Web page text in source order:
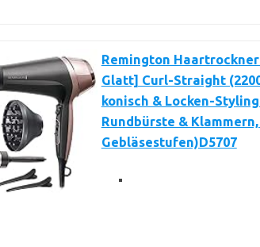
Remington
Glatt] Curl-Straight
konisch & Locken-
Rundbürste &
Gebläsestufen)D5707